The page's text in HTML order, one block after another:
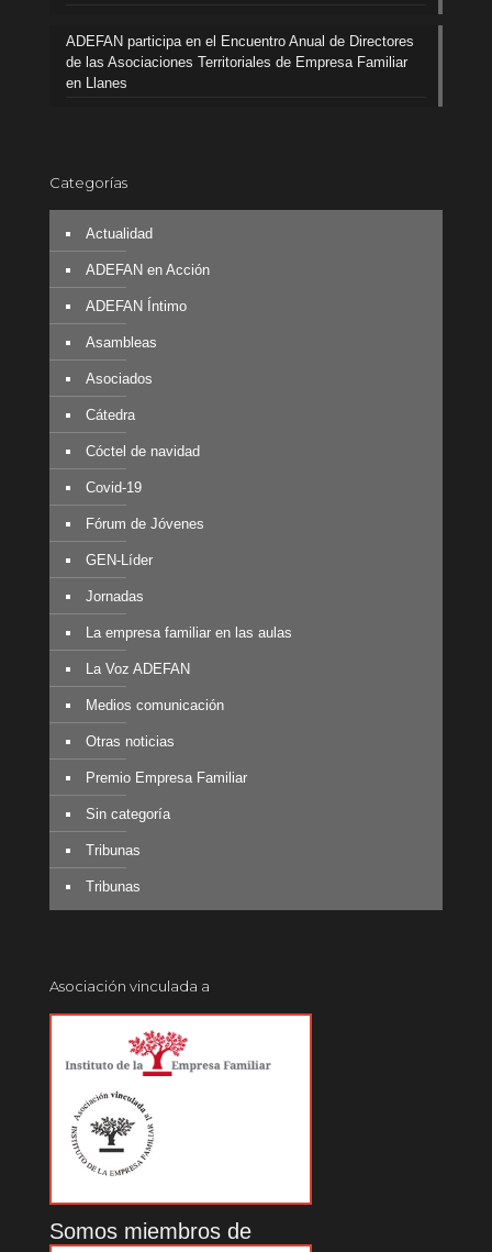
ADEFAN participa en el Encuentro Anual de Directores
de las Asociaciones Territoriales de Empresa Familiar
en Llanes
Categorías
Actualidad
ADEFAN en Acción
ADEFAN Íntimo
Asambleas
Asociados
Cátedra
Cóctel de navidad
Covid-19
Fórum de Jóvenes
GEN-Líder
Jornadas
La empresa familiar en las aulas
La Voz ADEFAN
Medios comunicación
Otras noticias
Premio Empresa Familiar
Sin categoría
Tribunas
Tribunas
Asociación vinculada a
Somos miembros de